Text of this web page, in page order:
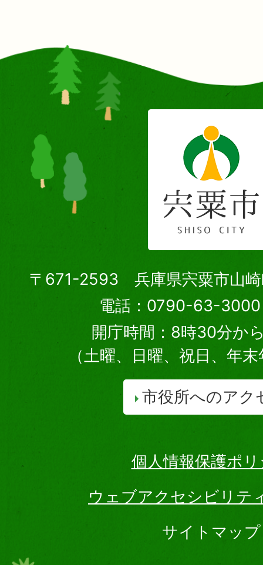
〒671-2593 兵庫県宍粟市山崎
電話：0790-63-3000
開庁時間：8時30分か
（土曜、日曜、祝日、年
市役所へのアク
個人情報保護ポ
ウェブアクセシビリテ
サイトマップ